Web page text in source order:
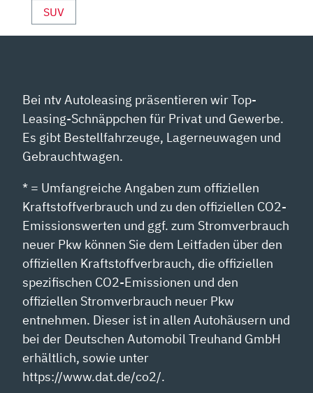
SUV
Bei ntv Autoleasing präsentieren wir Top-
Leasing-Schnäppchen für Privat und Gewerbe.
Es gibt Bestellfahrzeuge, Lagerneuwagen und
Gebrauchtwagen.
* = Umfangreiche Angaben zum offiziellen
Kraftstoffverbrauch und zu den offiziellen CO2-
Emissionswerten und ggf. zum Stromverbrauch
neuer Pkw können Sie dem Leitfaden über den
offiziellen Kraftstoffverbrauch, die offiziellen
spezifischen CO2-Emissionen und den
offiziellen Stromverbrauch neuer Pkw
entnehmen. Dieser ist in allen Autohäusern und
bei der Deutschen Automobil Treuhand GmbH
erhältlich, sowie unter
https://www.dat.de/co2/.